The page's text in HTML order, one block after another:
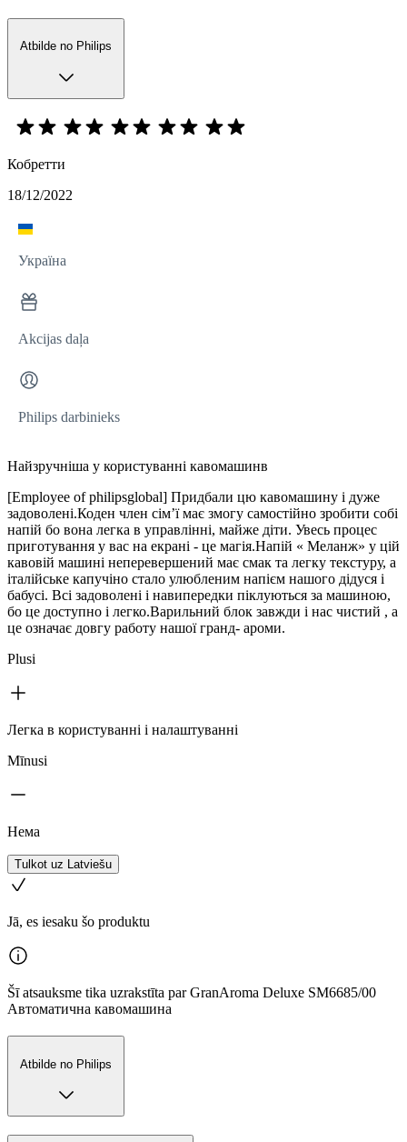
Atbilde no Philips
Кобретти
18/12/2022
Україна
Akcijas daļa
Philips darbinieks
Найзручніша у користуванні кавомашинв
[Employee of philipsglobal] Придбали цю кавомашину і дуже
задоволені.Коден член сім’ї має змогу самостійно зробити собі
напій бо вона легка в управлінні, майже діти. Увесь процес
приготування у вас на екрані - це магія.Напій « Меланж» у цій
кавовій машині неперевершений має смак та легку текстуру, а
італійське капучіно стало улюбленим напієм нашого дідуся і
бабусі. Всі задоволені і навипередки піклуються за машиною,
бо це доступно і легко.Варильний блок завжди і нас чистий , а
це означає довгу работу нашої гранд- ароми.
Plusi
Легка в користуванні і налаштуванні
Mīnusi
Нема
Tulkot uz Latviešu
Jā, es iesaku šo produktu
Šī atsauksme tika uzrakstīta par GranAroma Deluxe SM6685/00
Автоматична кавомашина
Atbilde no Philips